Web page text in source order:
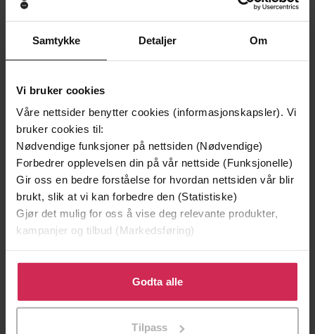
Samtykke Detaljer Om
Vi bruker cookies
Våre nettsider benytter cookies (informasjonskapsler). Vi
bruker cookies til:
Nødvendige funksjoner på nettsiden (Nødvendige)
Forbedrer opplevelsen din på vår nettside (Funksjonelle)
Gir oss en bedre forståelse for hvordan nettsiden vår blir
brukt, slik at vi kan forbedre den (Statistiske)
Gjør det mulig for oss å vise deg relevante produkter,
kampanjer og tilbud (Markedsføring)
Klikk på «Godta alle» for å gi oss ditt samtykke til å
bruke cookies for alle disse formålene. Du kan også
tilpasse ditt samtykke til spesifikke formål ved å klikke
Godta alle
Tilpass
Andre har også kjøpt
Premium
Vinner av Rivertonprisen
199,-
Første gang på tilbud
349,-